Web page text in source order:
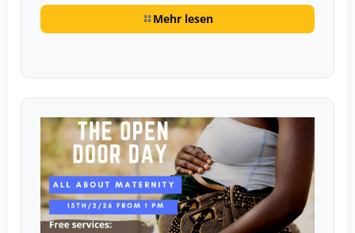
Mehr lesen